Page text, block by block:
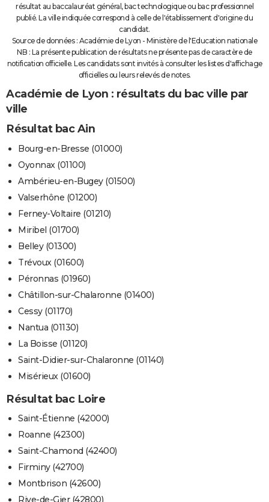
résultat au baccalauréat général, bac technologique ou bac professionnel
publié. La ville indiquée correspond à celle de l'établissement d'origine du
candidat.
Source de données : Académie de Lyon - Ministère de l'Education nationale
NB : La présente publication de résultats ne présente pas de caractère de
notification officielle. Les candidats sont invités à consulter les listes d'affichage
officielles ou leurs relevés de notes.
Académie de Lyon : résultats du bac ville par
ville
Résultat bac Ain
Bourg-en-Bresse (01000)
Oyonnax (01100)
Ambérieu-en-Bugey (01500)
Valserhône (01200)
Ferney-Voltaire (01210)
Miribel (01700)
Belley (01300)
Trévoux (01600)
Péronnas (01960)
Châtillon-sur-Chalaronne (01400)
Cessy (01170)
Nantua (01130)
La Boisse (01120)
Saint-Didier-sur-Chalaronne (01140)
Misérieux (01600)
Résultat bac Loire
Saint-Étienne (42000)
Roanne (42300)
Saint-Chamond (42400)
Firminy (42700)
Montbrison (42600)
Rive-de-Gier (42800)